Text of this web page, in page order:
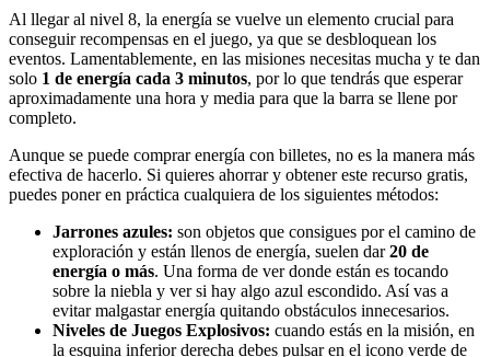
Al llegar al nivel 8, la energía se vuelve un elemento crucial para
conseguir recompensas en el juego, ya que se desbloquean los
eventos. Lamentablemente, en las misiones necesitas mucha y te dan
solo 1 de energía cada 3 minutos, por lo que tendrás que esperar
aproximadamente una hora y media para que la barra se llene por
completo.
Aunque se puede comprar energía con billetes, no es la manera más
efectiva de hacerlo. Si quieres ahorrar y obtener este recurso gratis,
puedes poner en práctica cualquiera de los siguientes métodos:
Jarrones azules: son objetos que consigues por el camino de
exploración y están llenos de energía, suelen dar20 de
energía o más. Una forma de ver donde están es tocando
sobre la niebla y ver si hay algo azul escondido. Así vas a
evitar malgastar energía quitando obstáculos innecesarios.
Niveles de Juegos Explosivos: cuando estás en la misión, en
la esquina inferior derecha debes pulsar en el icono verde de